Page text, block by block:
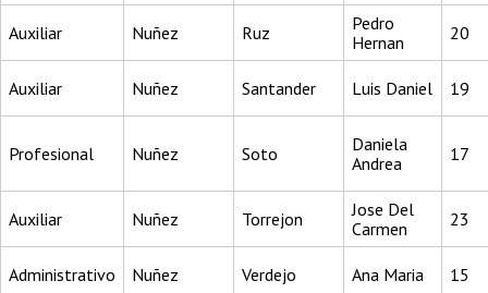
Auxiliar Nuñez Ruz
Pedro
Hernan
20
Auxiliar Nuñez Santander Luis Daniel 19
Profesional Nuñez Soto
Daniela
Andrea
17
Auxiliar Nuñez Torrejon
Jose Del
Carmen
23
Administrativo Nuñez Verdejo Ana Maria 15